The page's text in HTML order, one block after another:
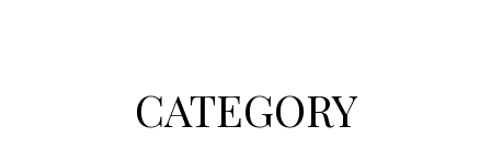
CATEGORY